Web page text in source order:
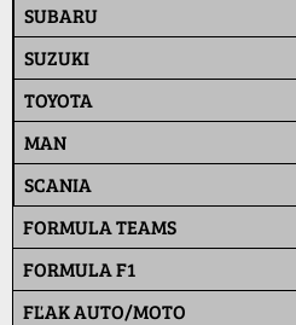
SUBARU
SUZUKI
TOYOTA
MAN
SCANIA
FORMULA TEAMS
FORMULA F1
FĽAK AUTO/MOTO